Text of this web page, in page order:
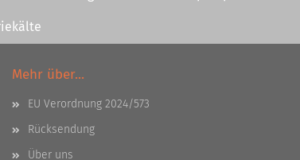
Mehr über...
EU Verordnung 2024/573
Rücksendung
Über uns